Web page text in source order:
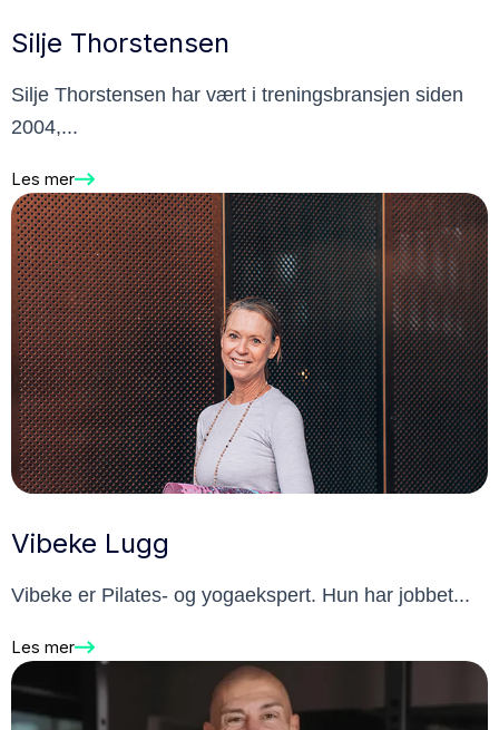
Silje Thorstensen
Silje Thorstensen har vært i treningsbransjen siden
2004,...
Les mer
Vibeke Lugg
Vibeke er Pilates- og yogaekspert. Hun har jobbet...
Les mer